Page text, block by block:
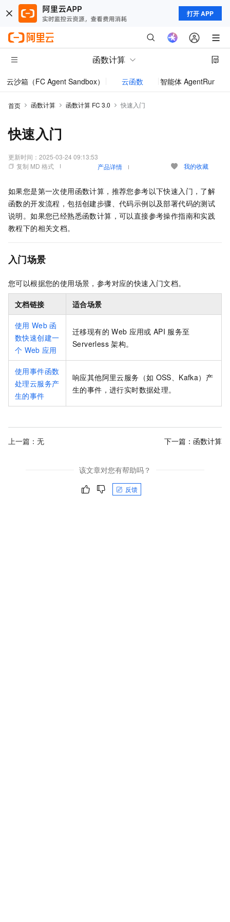
打开 APP
函数计算
云沙箱（FC Agent Sandbox） 云函数 智能体 AgentRun
首页 函数计算 函数计算 FC 3.0 快速入门
快速入门
更新时间： 2025-03-24 09:13:53
复制 MD 格式
产品详情 我的收藏
如果您是第一次使用函数计算，推荐您参考以下快速入门，了解
函数的开发流程，包括创建步骤、代码示例以及部署代码的测试
说明。如果您已经熟悉函数计算，可以直接参考操作指南和实践
教程下的相关文档。
入门场景
您可以根据您的使用场景，参考对应的快速入门文档。
文档链接 适合场景
使用 Web 函
数快速创建一
个 Web 应用
迁移现有的 Web 应用或 API 服务至
Serverless 架构。
使用事件函数
处理云服务产
生的事件
响应其他阿里云服务（如 OSS、Kafka）产
生的事件，进行实时数据处理。
上一篇：无 下一篇： 函数计算
该文章对您有帮助吗？
反馈